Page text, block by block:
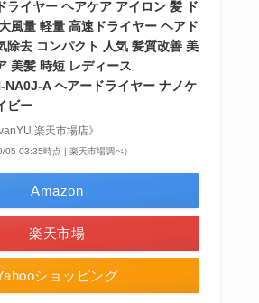
ライヤー ヘアケア アイロン 髪 ド
風量 軽量 高速ドライヤー ヘアド
除去 コンパクト 人気 髪質改善 美
美髪 時短 レディース
A ヘアードライヤー ナノケ
ビー
楽天市場店》
05 03:35時点 | 楽天市場調べ）
Amazon
楽天市場
ショッピング